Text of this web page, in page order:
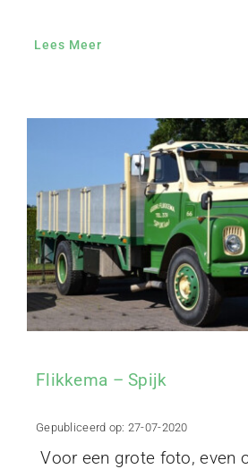
Lees Meer
Flikkema – Spijk
Gepubliceerd op: 27-07-2020
Voor een grote foto, even